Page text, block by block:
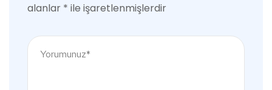
alanlar * ile işaretlenmişlerdir